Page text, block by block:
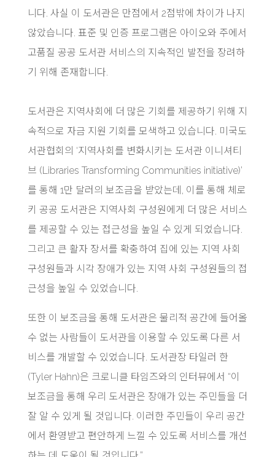
니다. 사실 이 도서관은 만점에서 2점밖에 차이가 나지
않았습니다. 표준 및 인증 프로그램은 아이오와 주에서
고품질 공공 도서관 서비스의 지속적인 발전을 장려하
기 위해 존재합니다.
도서관은 지역사회에 더 많은 기회를 제공하기 위해 지
속적으로 자금 지원 기회를 모색하고 있습니다. 미국도
서관협회의 ‘지역사회를 변화시키는 도서관 이니셔티
브 (Libraries Transforming Communities initiative)’
를 통해 1만 달러의 보조금을 받았는데, 이를 통해 체로
키 공공 도서관은 지역사회 구성원에게 더 많은 서비스
를 제공할 수 있는 접근성을 높일 수 있게 되었습니다.
그리고 큰 활자 장서를 확충하여 집에 있는 지역 사회
구성원들과 시각 장애가 있는 지역 사회 구성원들의 접
근성을 높일 수 있었습니다.
또한 이 보조금을 통해 도서관은 물리적 공간에 들어올
수 없는 사람들이 도서관을 이용할 수 있도록 다른 서
비스를 개발할 수 있었습니다. 도서관장 타일러 한
(Tyler Hahn)은 크로니클 타임즈와의 인터뷰에서 “이
보조금을 통해 우리 도서관은 장애가 있는 주민들을 더
잘 알 수 있게 될 것입니다. 이러한 주민들이 우리 공간
에서 환영받고 편안하게 느낄 수 있도록 서비스를 개선